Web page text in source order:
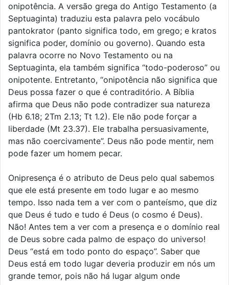
onipotência. A versão grega do Antigo Testamento (a
Septuaginta) traduziu esta palavra pelo vocábulo
pantokrator (panto significa todo, em grego; e kratos
significa poder, domínio ou governo). Quando esta
palavra ocorre no Novo Testamento ou na
Septuaginta, ela também significa “todo-poderoso” ou
onipotente. Entretanto, “onipotência não significa que
Deus possa fazer o que é contraditório. A Bíblia
afirma que Deus não pode contradizer sua natureza
(Hb 6.18; 2Tm 2.13; Tt 1.2). Ele não pode forçar a
liberdade (Mt 23.37). Ele trabalha persuasivamente,
mas não coercivamente”. Deus não pode mentir, nem
pode fazer um homem pecar.
Onipresença é o atributo de Deus pelo qual sabemos
que ele está presente em todo lugar e ao mesmo
tempo. Isso nada tem a ver com o panteísmo, que diz
que Deus é tudo e tudo é Deus (o cosmo é Deus).
Não! Antes tem a ver com a presença e o domínio real
de Deus sobre cada palmo de espaço do universo!
Deus “está em todo ponto do espaço”. Saber que
Deus está em todo lugar deveria produzir em nós um
grande temor, pois não há lugar algum onde